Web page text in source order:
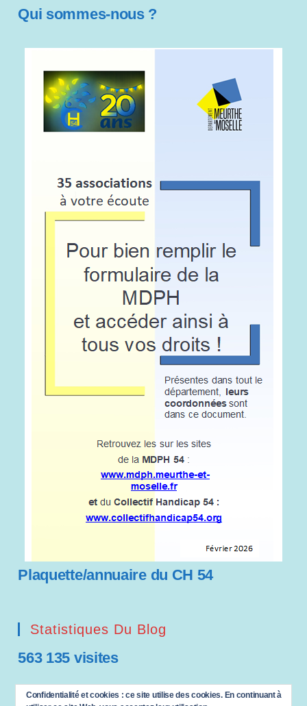
Qui sommes-nous ?
Plaquette/annuaire du CH 54
Statistiques Du Blog
563 135 visites
Saisissez votre adresse e-mail…
ABONNEZ-VOUS
Confidentialité et cookies : ce site utilise des cookies. En continuant à